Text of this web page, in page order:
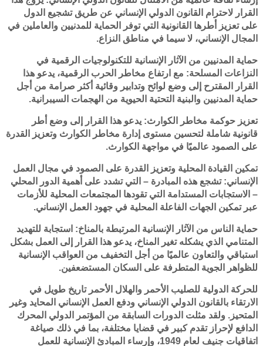
القرار لاحترام القانون الدولي الإنساني عن طريق تشجيع الدول
على تعزيز أطرها القانونية التي توفر الحماية للمدنيين والعاملين في
المجال الإنساني، لا سيما في مناطق النزاع.
حماية المدنيين من الآثار الإنسانية للتكنولوجيات الرقمية في
النزاعات المسلحة: مع ارتفاع مخاطر الحرب الرقمية، يدعو هذا
القرار المقترح إلى وضع لوائح وتدابير وقائية أكثر صرامة من أجل
حماية المدنيين والبنية التحتية الحيوية من الهجمات السيبرانية.
تعزيز حوكمة مخاطر الكوارث: يدعو هذا القرار إلى وضع أطر
قانونية شاملة لتحسين مستوى إدارة مخاطر الكوارث وتعزيز القدرة
على الصمود عالميًا في مواجهة الكوارث.
تمكين القيادة المحلية وتعزيز القدرة على الصمود في مجال العمل
الإنساني: تشجع هذه المبادرة – التي تشدد على أهمية الدور المحلي
– الاستجابات المستدامة التي تقودها المجتمعات المحلية للأزمات
عبر تمكين الجهات الفاعلة المحلية في جهود العمل الإنساني.
حماية الناس من الآثار الإنسانية المرتبطة بالمناخ: استجابة للتهديد
المتنامي الذي يشكله تغير المناخ، يدعو هذا القرار إلى العمل بشكل
استباقي والتعاون عالميًا من أجل التخفيف من العواقب الإنسانية
للظواهر الجوية المتطرفة على السكان المستضعفين.
للحركة الدولية للصليب الأحمر والهلال الأحمر تاريخ طويل في
الارتقاء بالقانون الدولي الإنساني ودفع العمل الإنساني المحايد وغير
المتحيز. ولقد مثلت الدورات السابقة من المؤتمر الدولي المحرك
الدافع لإحراز تقدم كبير في قضايا مختلفة، بما في ذلك صياغة
اتفاقيات جنيف لعام 1949، وإرساء المبادئ الإنسانية للعمل